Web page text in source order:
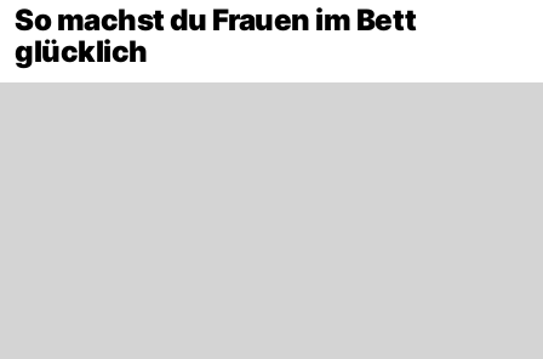
So machst du Frauen im Bett
glücklich